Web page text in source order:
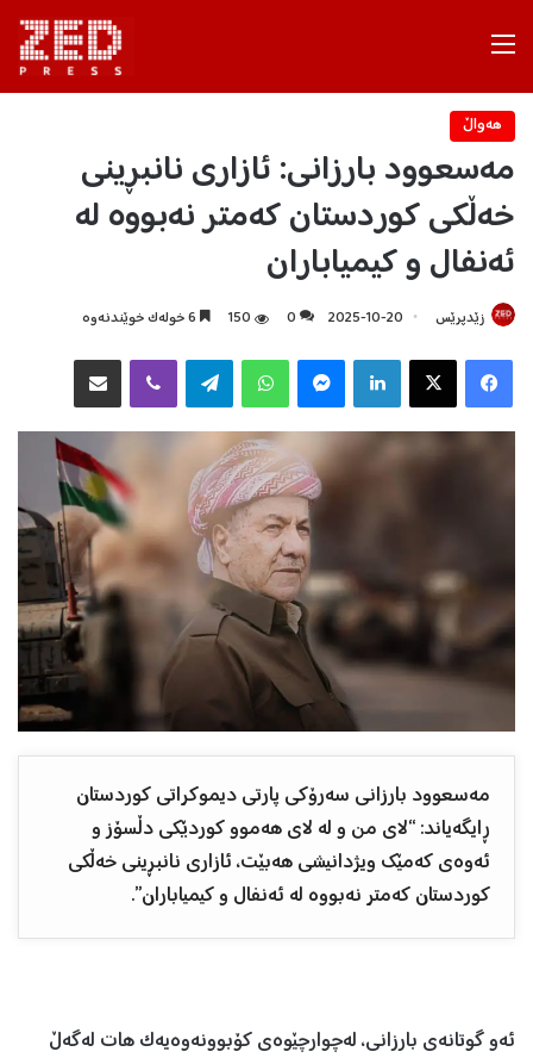
هه‌واڵ
مەسعوود بارزانی: ئازاری نانبڕینی
خەڵکی کوردستان کەمتر نەبووە لە
ئەنفال و کیمیاباران
زێدپرێس 2025-10-20
0
150
X
Telegram
مەسعوود بارزانی سەرۆکی پارتی دیموکراتی کوردستان
ڕایگەیاند: “لای من و له‌ لای هه‌موو كوردێكی دڵسۆز و
ئه‌وه‌ی كه‌مێك ویژدانیشی هه‌بێت، ئازاری نانبڕینی خه‌ڵكی
كوردستان كه‌متر نه‌بووه‌ له‌ ئه‌نفال و كیمیاباران”.
ئەو گوتانەی بارزانی، لەچوارچێوەی کۆبوونەوەیەک هات لەگەڵ